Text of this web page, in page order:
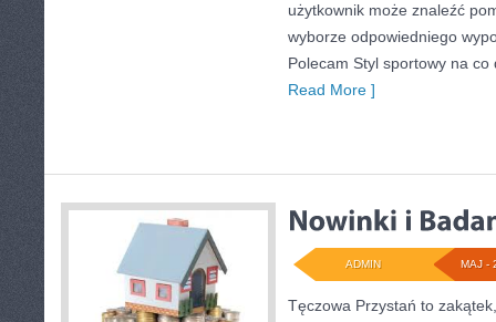
użytkownik może znaleźć
wyborze odpowiedniego
Polecam Styl sportowy na co
Read More ]
MAJ -
ADMIN
Tęczowa Przystań to